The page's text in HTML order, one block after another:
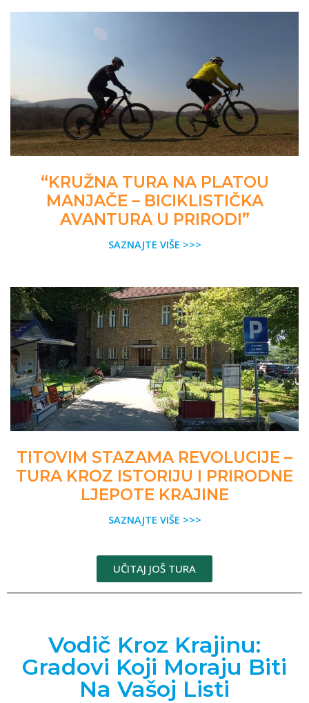
“KRUŽNA TURA NA PLATOU
MANJAČE – BICIKLISTIČKA
AVANTURA U PRIRODI”
SAZNAJTE VIŠE >>>
TITOVIM STAZAMA REVOLUCIJE –
TURA KROZ ISTORIJU I PRIRODNE
LJEPOTE KRAJINE
SAZNAJTE VIŠE >>>
UČITAJ JOŠ TURA
Vodič Kroz Krajinu:
Gradovi Koji Moraju Biti
Na Vašoj Listi